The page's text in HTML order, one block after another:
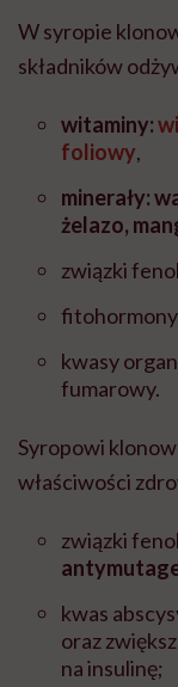
W syropie
składników
witaminy:
foliowy,
minerały:
żelazo,
związki
kwasy
fumarowy.
Syropowi
właściwości
związki
kwas
oraz
na insulinę;